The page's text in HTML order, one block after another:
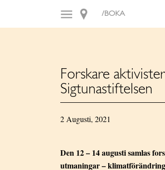
/BOKA
Forskare
Sigtunastiftelsen
2 Augusti, 2021
Den 12 – 14 augusti samlas
utmaningar –